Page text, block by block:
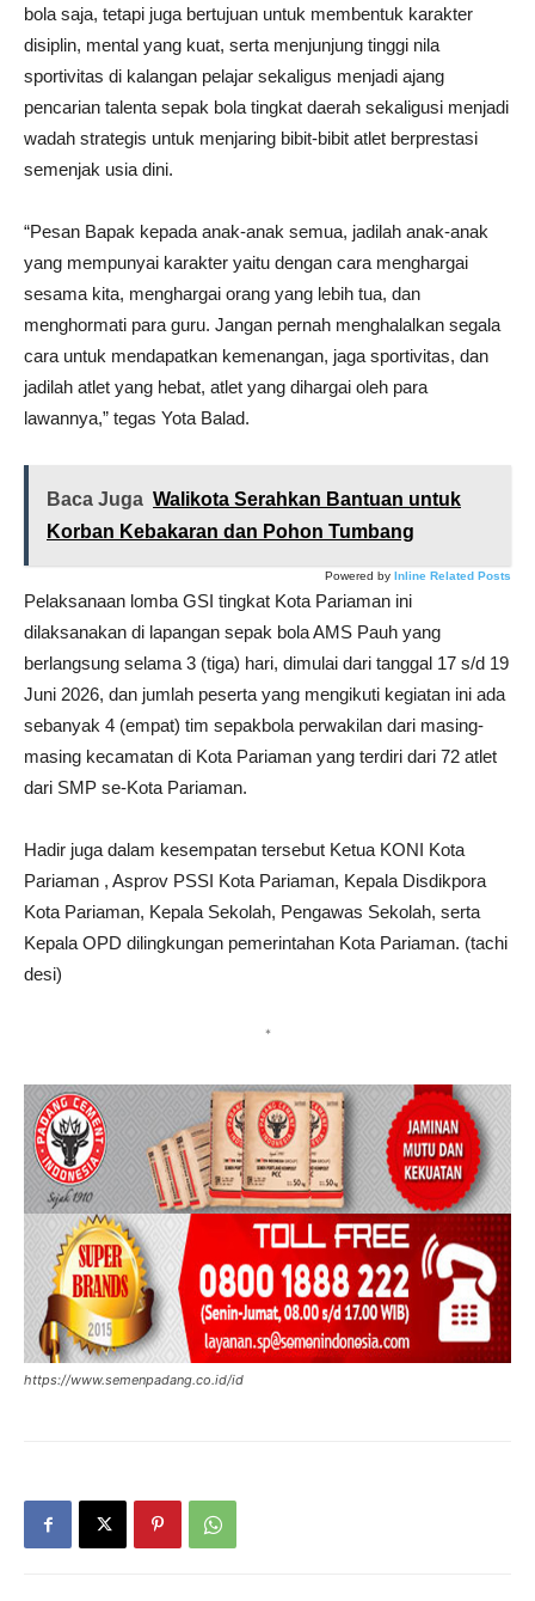
bola saja, tetapi juga bertujuan untuk membentuk karakter
disiplin, mental yang kuat, serta menjunjung tinggi nila
sportivitas di kalangan pelajar sekaligus menjadi ajang
pencarian talenta sepak bola tingkat daerah sekaligusi menjadi
wadah strategis untuk menjaring bibit-bibit atlet berprestasi
semenjak usia dini.
“Pesan Bapak kepada anak-anak semua, jadilah anak-anak
yang mempunyai karakter yaitu dengan cara menghargai
sesama kita, menghargai orang yang lebih tua, dan
menghormati para guru. Jangan pernah menghalalkan segala
cara untuk mendapatkan kemenangan, jaga sportivitas, dan
jadilah atlet yang hebat, atlet yang dihargai oleh para
lawannya,” tegas Yota Balad.
Baca Juga Walikota Serahkan Bantuan untuk
Korban Kebakaran dan Pohon Tumbang
Powered by Inline Related Posts
Pelaksanaan lomba GSI tingkat Kota Pariaman ini
dilaksanakan di lapangan sepak bola AMS Pauh yang
berlangsung selama 3 (tiga) hari, dimulai dari tanggal 17 s/d 19
Juni 2026, dan jumlah peserta yang mengikuti kegiatan ini ada
sebanyak 4 (empat) tim sepakbola perwakilan dari masing-
masing kecamatan di Kota Pariaman yang terdiri dari 72 atlet
dari SMP se-Kota Pariaman.
Hadir juga dalam kesempatan tersebut Ketua KONI Kota
Pariaman , Asprov PSSI Kota Pariaman, Kepala Disdikpora
Kota Pariaman, Kepala Sekolah, Pengawas Sekolah, serta
Kepala OPD dilingkungan pemerintahan Kota Pariaman. (tachi
desi)
*
https://www.semenpadang.co.id/id